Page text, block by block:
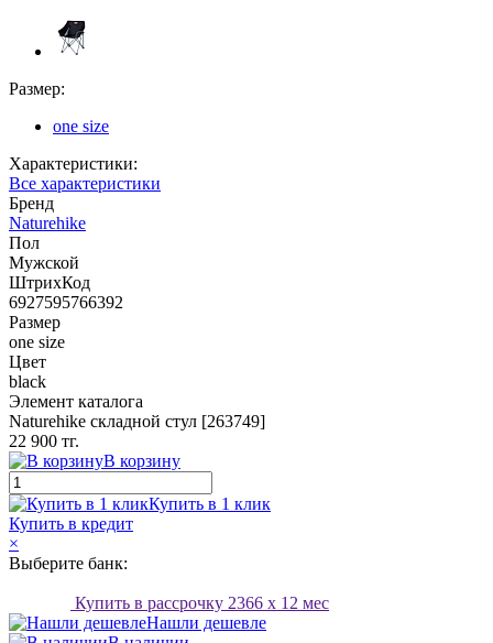
Размер:
one size
Характеристики:
Все характеристики
Бренд
Naturehike
Пол
Мужской
ШтрихКод
6927595766392
Размер
one size
Цвет
black
Элемент каталога
Naturehike складной стул [263749]
22 900 тг.
В корзину
Купить в 1 клик
Купить в кредит
×
Выберите банк:
Купить в рассрочку 2366 x 12 мес
Нашли дешевле